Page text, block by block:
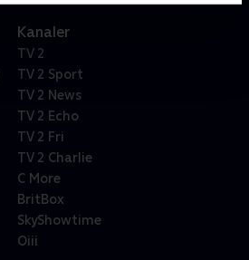
Kanaler
TV 2
TV 2 Sport
TV 2 News
TV 2 Echo
TV 2 Fri
TV 2 Charlie
C More
BritBox
SkyShowtime
Oiii